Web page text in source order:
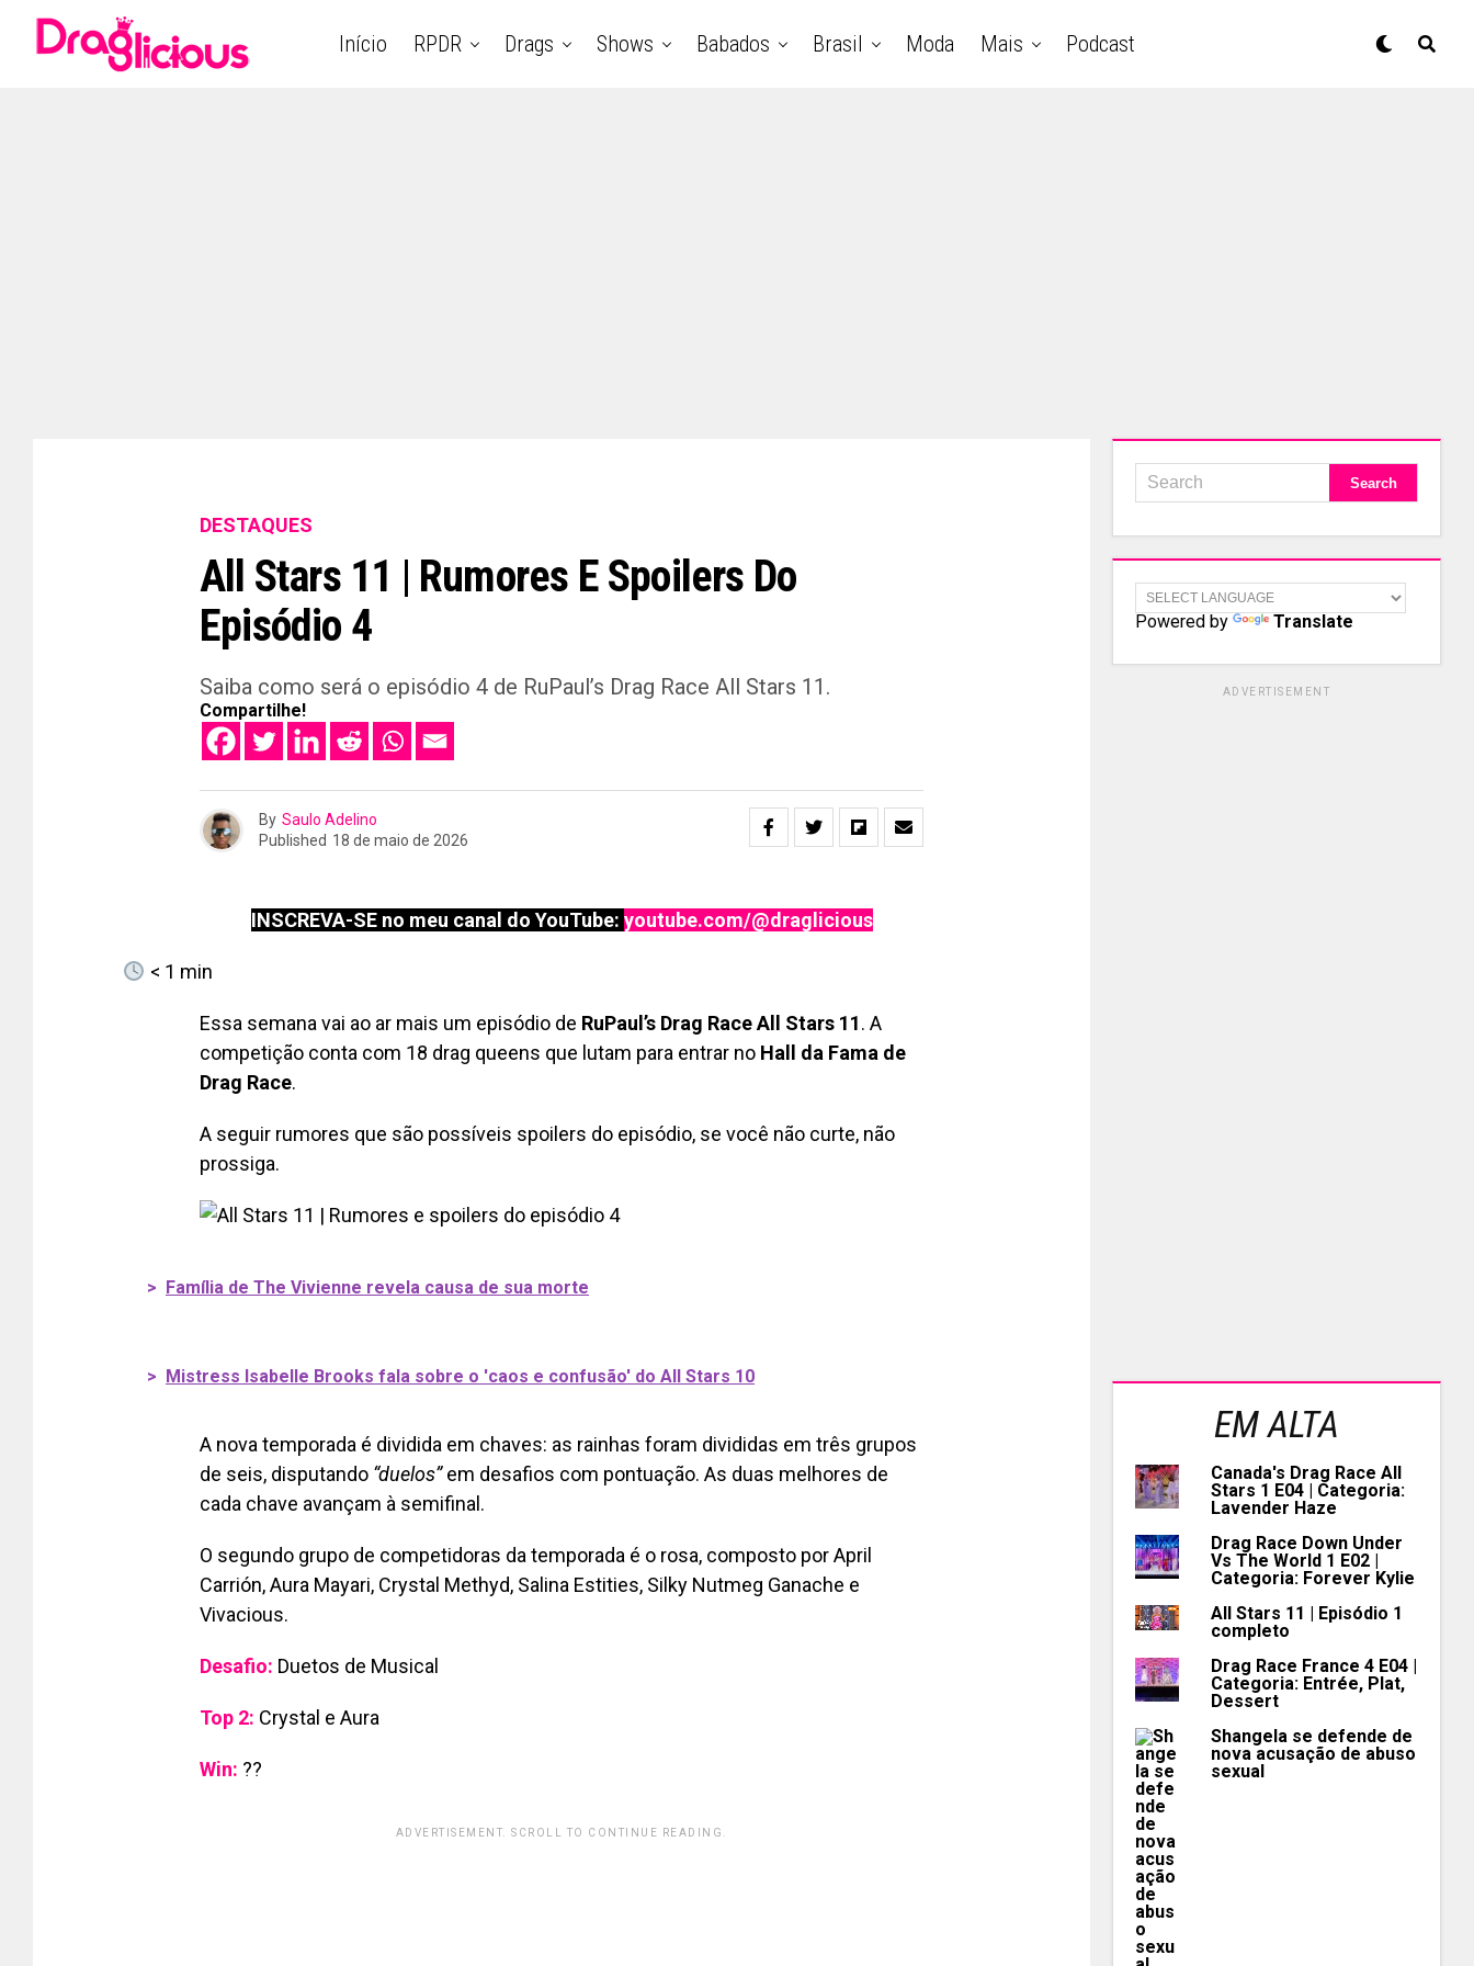
Início RPDR Drags Shows Babados Brasil Moda Mais Podcast
DESTAQUES
All Stars 11 | Rumores E Spoilers Do
Episódio 4
Saiba como será o episódio 4 de RuPaul’s Drag Race All Stars 11.
Compartilhe!
By Saulo Adelino
Published 18 de maio de 2026
INSCREVA-SE no meu canal do YouTube: youtube.com/@draglicious
< 1 min
Essa semana vai ao ar mais um episódio de RuPaul’s Drag Race All Stars 11. A
competição conta com 18 drag queens que lutam para entrar no Hall da Fama de
Drag Race.
A seguir rumores que são possíveis spoilers do episódio, se você não curte, não
prossiga.
> Família de The Vivienne revela causa de sua morte
> Mistress Isabelle Brooks fala sobre o 'caos e confusão' do All Stars 10
A nova temporada é dividida em chaves: as rainhas foram divididas em três grupos
de seis, disputando “duelos”em desafios com pontuação. As duas melhores de
cada chave avançam à semifinal.
O segundo grupo de competidoras da temporada é o rosa, composto porApril
Carrión,Aura Mayari, Crystal Methyd, Salina Estities, Silky Nutmeg Ganache e
Vivacious.
Desafio: Duetos de Musical
Top 2: Crystal e Aura
Win: ??
ADVERTISEMENT. SCROLL TO CONTINUE READING.
Powered by Translate
ADVERTISEMENT
EM ALTA
Canada's Drag Race All
Stars 1 E04 | Categoria:
Lavender Haze
Drag Race Down Under
Vs The World 1 E02 |
Categoria: Forever Kylie
All Stars 11 | Episódio 1
completo
Drag Race France 4 E04 |
Categoria: Entrée, Plat,
Dessert
Shangela se defende de
nova acusação de abuso
sexual